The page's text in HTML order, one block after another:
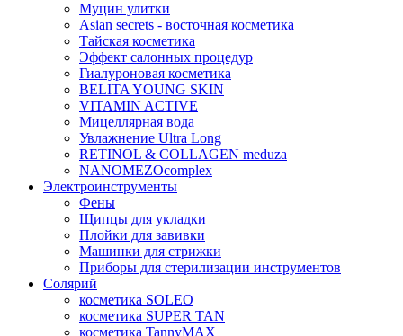
Муцин улитки
Asian seсrets - восточная косметика
Тайская косметика
Эффект салонных процедур
Гиалуроновая косметика
BELITA YOUNG SKIN
VITAMIN ACTIVE
Мицеллярная вода
Увлажнение Ultra Long
RETINOL & COLLAGEN meduza
NANOMEZOcomplex
Электроинструменты
Фены
Щипцы для укладки
Плойки для завивки
Машинки для стрижки
Приборы для стерилизации инструментов
Солярий
косметика SOLEO
косметика SUPER TAN
косметика TannyMAX